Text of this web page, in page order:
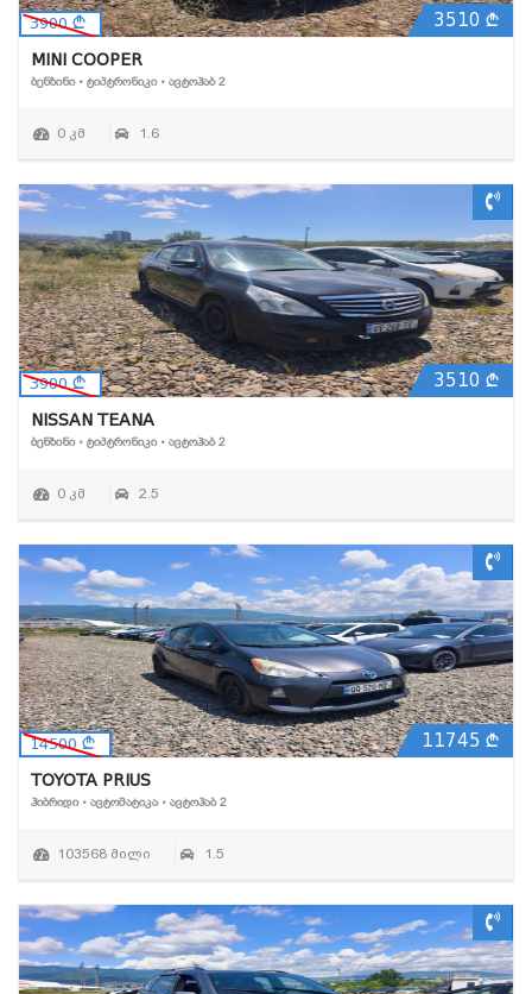
3900 3510
MINI COOPER
ᲑᲔᲜᲖᲘᲜᲘ • ᲢᲘᲞᲢᲠᲝᲜᲘᲙᲘ • ᲐᲕᲢᲝᲰᲐᲑ 2
0 კმ 1.6
3900 3510
NISSAN TEANA
ᲑᲔᲜᲖᲘᲜᲘ • ᲢᲘᲞᲢᲠᲝᲜᲘᲙᲘ • ᲐᲕᲢᲝᲰᲐᲑ 2
0 კმ 2.5
14500 11745
TOYOTA PRIUS
ᲰᲘᲑᲠᲘᲓᲘ • ᲐᲕᲢᲝᲛᲐᲢᲘᲙᲐ • ᲐᲕᲢᲝᲰᲐᲑ 2
103568 მილი 1.5